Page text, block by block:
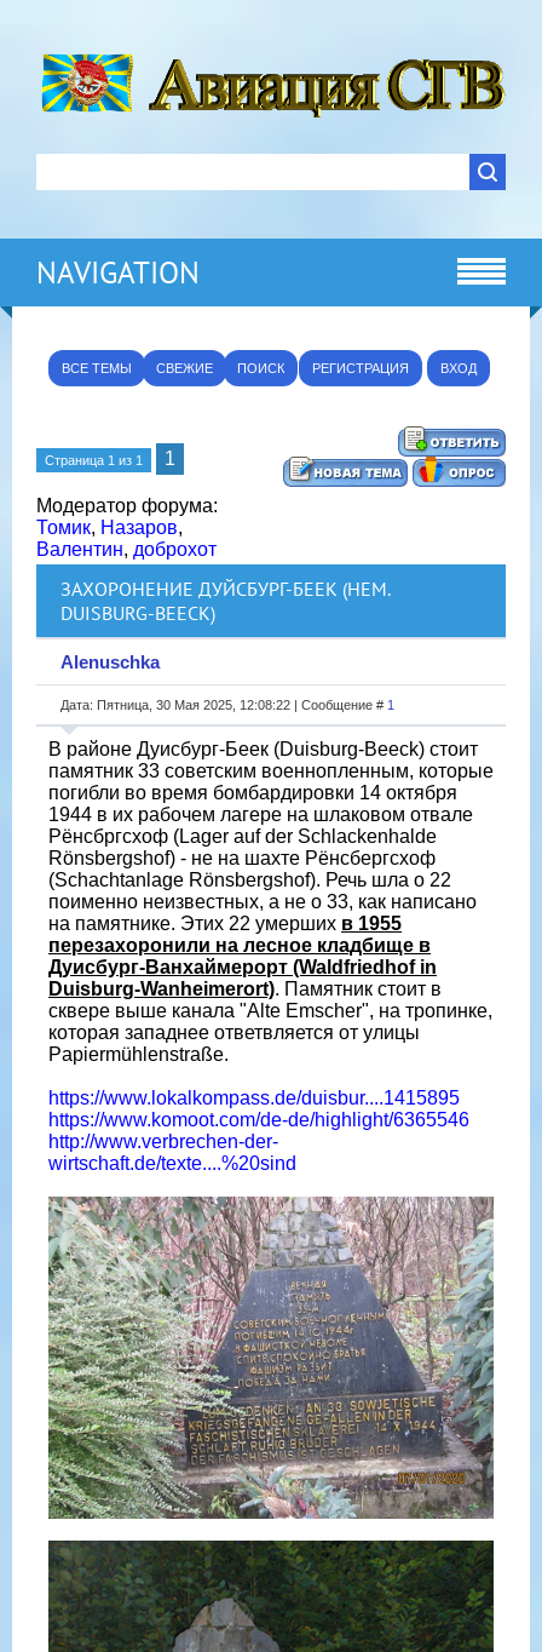
NAVIGATION
ВСЕ ТЕМЫ СВЕЖИЕ ПОИСК РЕГИСТРАЦИЯ ВХОД
Страница 1 из 1 1
Модератор форума:
Томик, Назаров,
Валентин, доброхот
ЗАХОРОНЕНИЕ ДУЙСБУРГ-БЕЕК (НЕМ.
DUISBURG-BEECK)
Alenuschka
Дата: Пятница, 30 Мая 2025, 12:08:22 | Сообщение # 1
В районе Дуисбург-Беек (Duisburg-Beeck) стоит
памятник 33 советским военнопленным, которые
погибли во время бомбардировки 14 октября
1944 в их рабочем лагере на шлаковом отвале
Рёнсбргсхоф (Lager auf der Schlackenhalde
Rönsbergshof) - не на шахте Рёнсбергсхоф
(Schachtanlage Rönsbergshof). Речь шла о 22
поименно неизвестных, а не о 33, как написано
на памятнике. Этих 22 умерших в 1955
перезахоронили на лесное кладбище в
Дуисбург-Ванхаймерорт (Waldfriedhof in
Duisburg-Wanheimerort). Памятник стоит в
сквере выше канала "Alte Emscher", на тропинке,
которая западнее ответвляется от улицы
Papiermühlenstraße.
https://www.lokalkompass.de/duisbur....1415895
https://www.komoot.com/de-de/highlight/6365546
http://www.verbrechen-der-
wirtschaft.de/texte....%20sind